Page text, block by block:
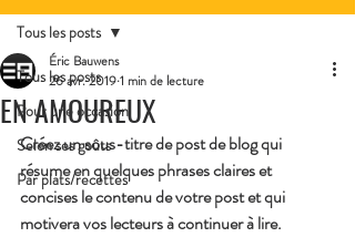
Tous les posts
Pour une occasion
Selon ses goûts
Par plats/recettes
Tous les posts
EN AMOUREUX
Éric Bauwens
26 avr. 20191 min de lecture
Créez un sous-titre de post de blog qui
résume en quelques phrases claires et
concises le contenu de votre post et qui
motivera vos lecteurs à continuer à lire.